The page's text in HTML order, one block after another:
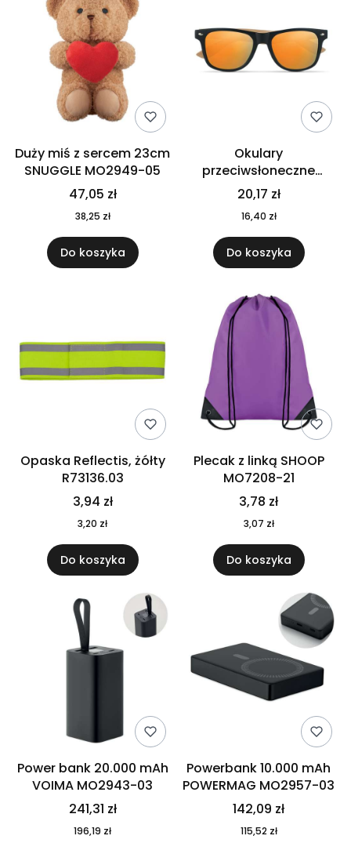
Duży miś z sercem 23cm
SNUGGLE MO2949-05
47,05 zł
38,25 zł
Do koszyka
Okulary
przeciwsłoneczne
CALIFORNIA TOUCH
MO9617-10
20,17 zł
16,40 zł
Do koszyka
Opaska Reflectis, żółty
R73136.03
3,94 zł
3,20 zł
Do koszyka
Plecak z linką SHOOP
MO7208-21
3,78 zł
3,07 zł
Do koszyka
Power bank 20.000 mAh
VOIMA MO2943-03
241,31 zł
196,19 zł
Powerbank 10.000 mAh
POWERMAG MO2957-03
142,09 zł
115,52 zł